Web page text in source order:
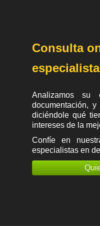
Consulta
Analizamos su
documentación,
diciéndole qué
intereses de la
Confíe en
especialistas en